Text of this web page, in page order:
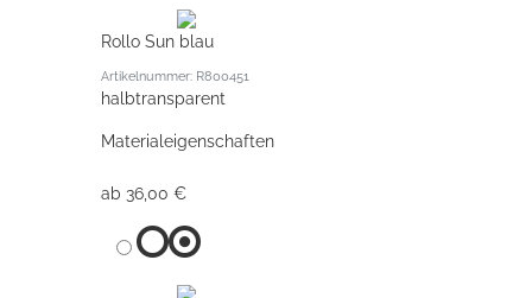
Rollo Sun blau
Artikelnummer: R800451
halbtransparent
Materialeigenschaften
ab 36,00 €